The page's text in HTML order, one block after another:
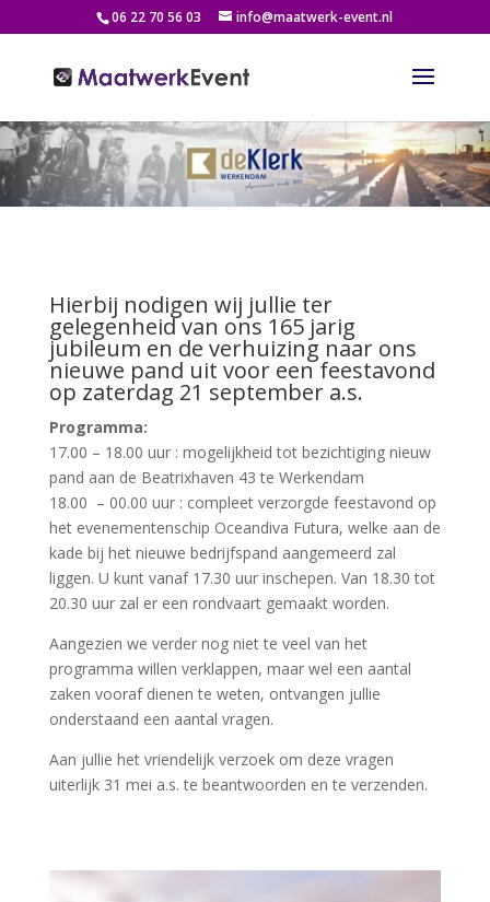
06 22 70 56 03 info@maatwerk-event.nl
Hierbij nodigen wij jullie ter
gelegenheid van ons 165 jarig
jubileum en de verhuizing naar ons
nieuwe pand uit voor een feestavond
op zaterdag 21 september a.s.
Programma:
17.00 – 18.00 uur : mogelijkheid tot bezichtiging nieuw
pand aan de Beatrixhaven 43 te Werkendam
18.00 – 00.00 uur : compleet verzorgde feestavond op
het evenementenschip Oceandiva Futura, welke aan de
kade bij het nieuwe bedrijfspand aangemeerd zal
liggen. U kunt vanaf 17.30 uur inschepen. Van 18.30 tot
20.30 uur zal er een rondvaart gemaakt worden.
Aangezien we verder nog niet te veel van het
programma willen verklappen, maar wel een aantal
zaken vooraf dienen te weten, ontvangen jullie
onderstaand een aantal vragen.
Aan jullie het vriendelijk verzoek om deze vragen
uiterlijk 31 mei a.s. te beantwoorden en te verzenden.